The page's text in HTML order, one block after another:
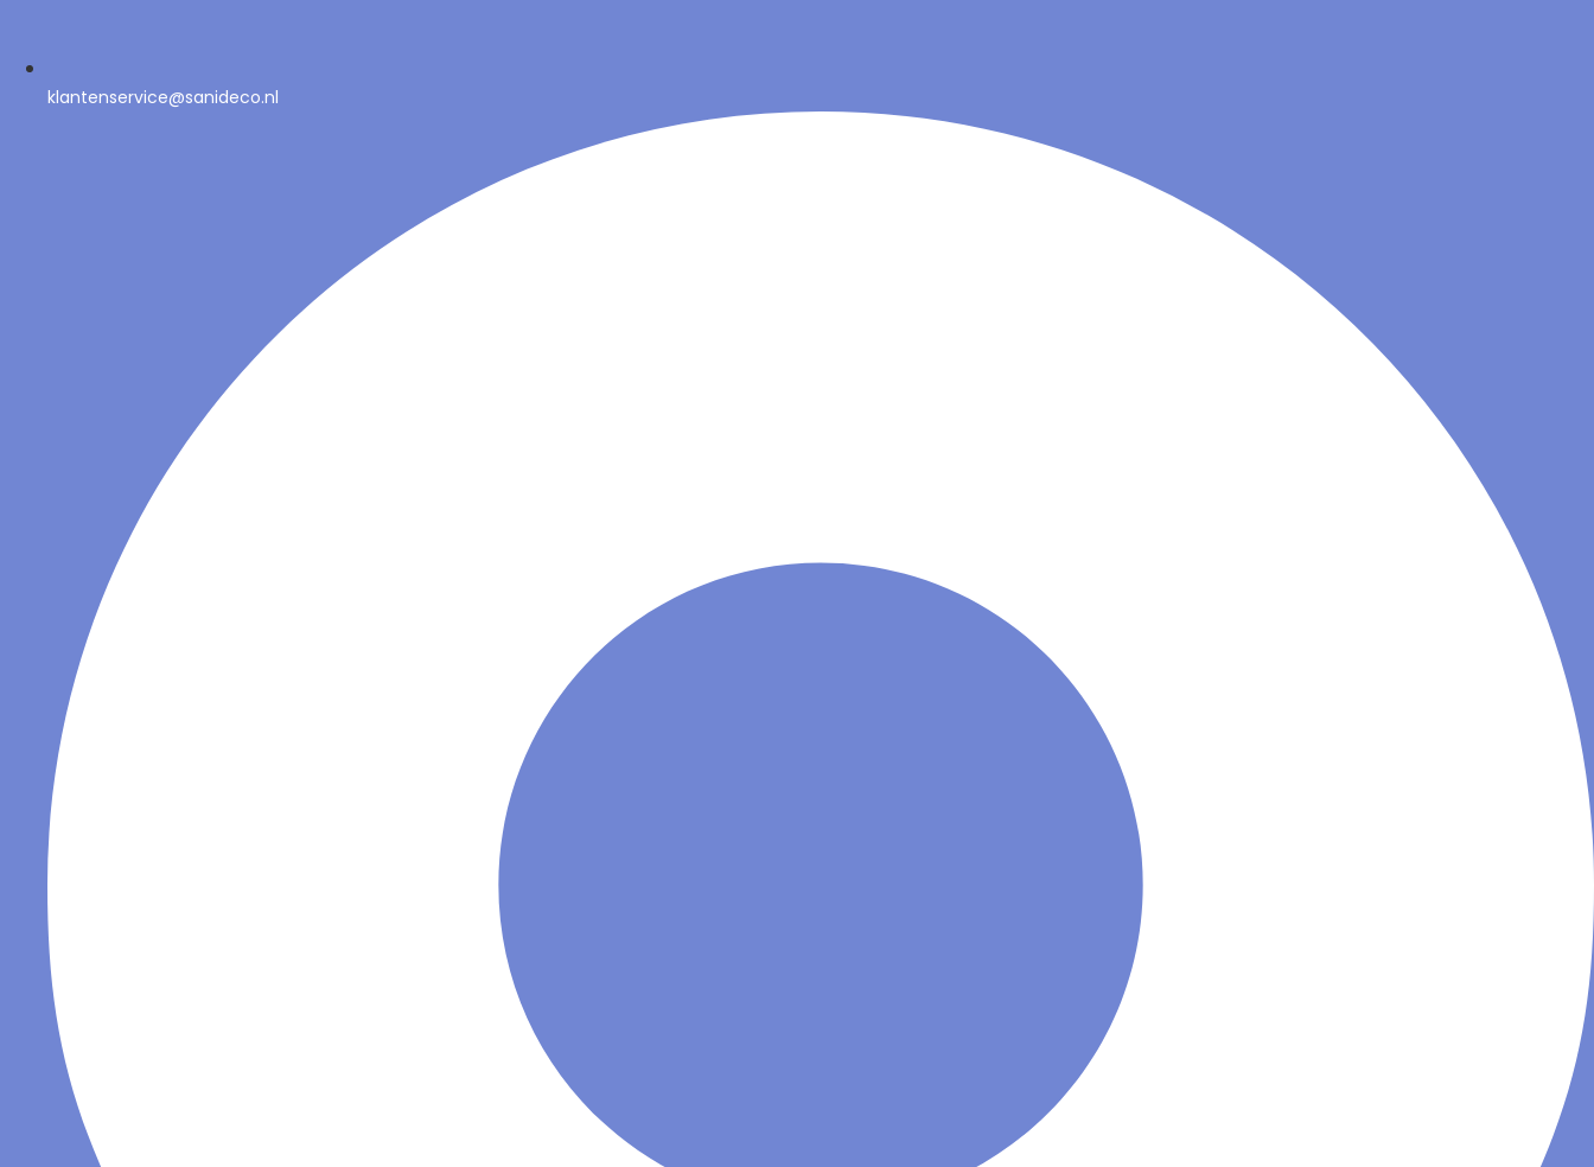
klantenservice@sanideco.nl